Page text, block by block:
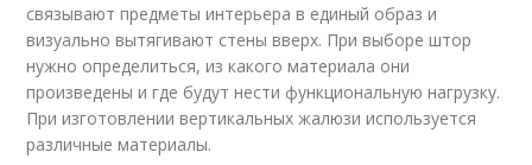
связывают предметы интерьера в единый образ и
визуально вытягивают стены вверх. При выборе штор
нужно определиться, из какого материала они
произведены и где будут нести функциональную нагрузку.
При изготовлении вертикальных жалюзи используется
различные материалы.